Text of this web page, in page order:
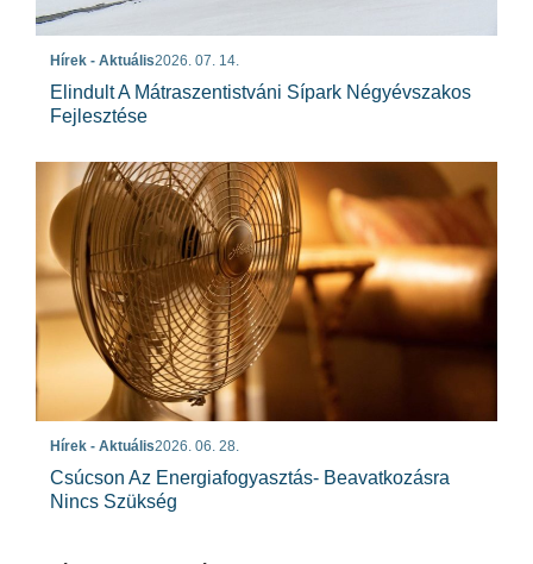
Hírek - Aktuális2026. 07. 14.
Elindult A Mátraszentistváni Sípark Négyévszakos
Fejlesztése
Hírek - Aktuális2026. 06. 28.
Csúcson Az Energiafogyasztás- Beavatkozásra
Nincs Szükség